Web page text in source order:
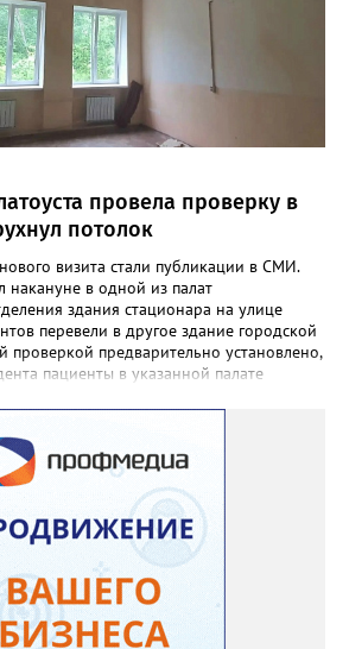
провела проверку в
потолок
визита стали публикации в СМИ.
в одной из палат
здания стационара на улице
перевели в другое здание городской
проверкой предварительно установлено,
пациенты в указанной палате
отделочного слоя потолка в палате
в результате протечки кровли», -
прокуратуре. В ходе проверки
будет дана оценка исполнению
законодательства ответственными
При наличии оснований будут приняты